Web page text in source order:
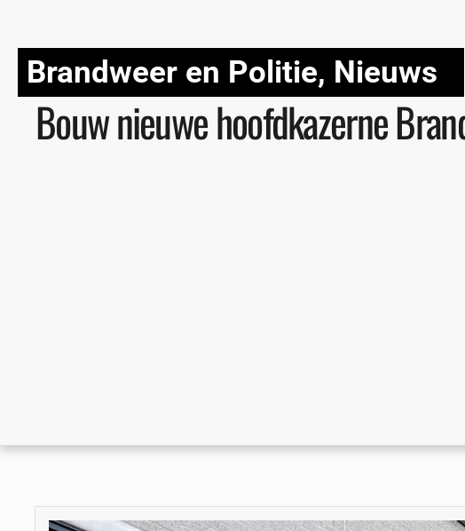
Brandweer en Politie, Nieuws
Bouw nieuwe hoofdkazerne